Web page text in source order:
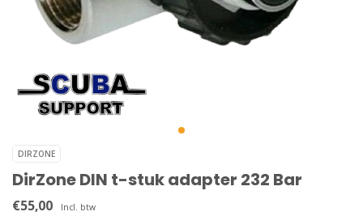
DIRZONE
DirZone DIN t-stuk adapter 232 Bar
€55,00 Incl. btw